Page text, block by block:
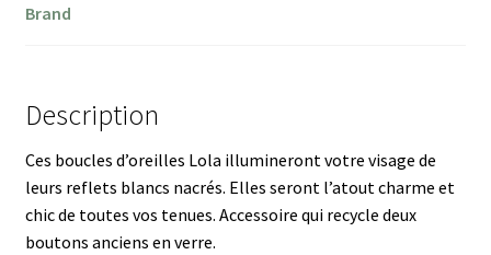
Brand
Description
Ces boucles d’oreilles Lola illumineront votre visage de
leurs reflets blancs nacrés. Elles seront l’atout charme et
chic de toutes vos tenues. Accessoire qui recycle deux
boutons anciens en verre.